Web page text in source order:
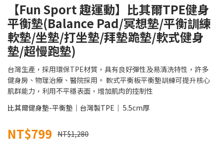
【Fun Sport 趣運動】比其爾TPE健身
平衡墊(Balance Pad/冥想墊/平衡訓練
軟墊/坐墊/打坐墊/拜墊跪墊/軟式健身
墊/超慢跑墊)
台灣生產，採用環保TPE材質，具有良好彈性及易清洗特性，許多
健身房、物理治療、醫院採用。 軟式平衡板平衡墊訓練可提升核心
肌群能力，利用不平穩表面，增加肌肉的控制性
比其爾健身墊-平衡墊｜台灣製TPE｜ 5.5cm厚
NT$799 NT$1,280